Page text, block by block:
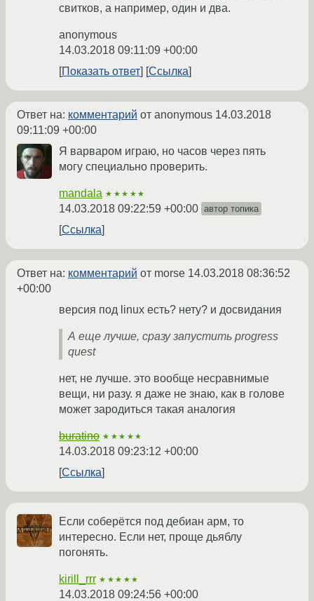
свитков, а например, один и два.
anonymous
14.03.2018 09:11:09 +00:00
Показать ответ
Ссылка
Ответ на: комментарий от anonymous 14.03.2018
09:11:09 +00:00
Я варваром играю, но часов через пять
могу специально проверить.
mandala ★★★★★
14.03.2018 09:22:59 +00:00 автор топика
Ссылка
Ответ на: комментарий от morse 14.03.2018 08:36:52
+00:00
версия под linux есть? нету? и досвидания
А еще лучше, сразу запустить progress
quest
нет, не лучше. это вообще несравнимые
вещи, ни разу. я даже не знаю, как в голове
может зародиться такая аналогия
buratino ★★★★★
14.03.2018 09:23:12 +00:00
Ссылка
Если соберётся под дебиан арм, то
интересно. Если нет, проще дьяблу
погонять.
kirill_rrr ★★★★★
14.03.2018 09:24:56 +00:00